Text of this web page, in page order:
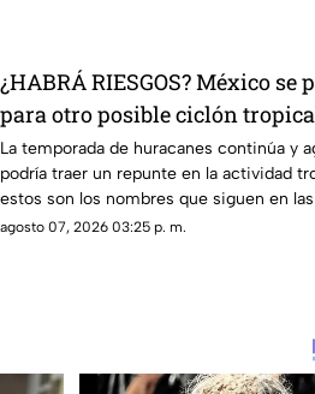
¿HABRÁ RIESGOS? México se
para otro posible ciclón
sería la fecha
La temporada de huracanes continúa y
podría traer un repunte en la actividad
estos son los nombres que siguen en
oficiales.
agosto 07, 2026 03:25 p. m.